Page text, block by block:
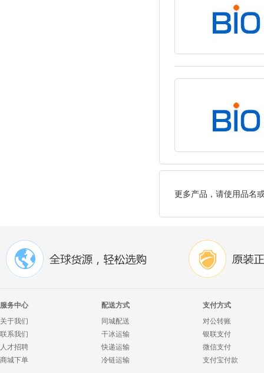
更多产品，请使用品名
服务中心
关于我们
联系我们
人才招聘
商城下单
配送方式
同城配送
干冰运输
快递运输
冷链运输
支付方式
对公转账
银联支付
微信支付
支付宝付款